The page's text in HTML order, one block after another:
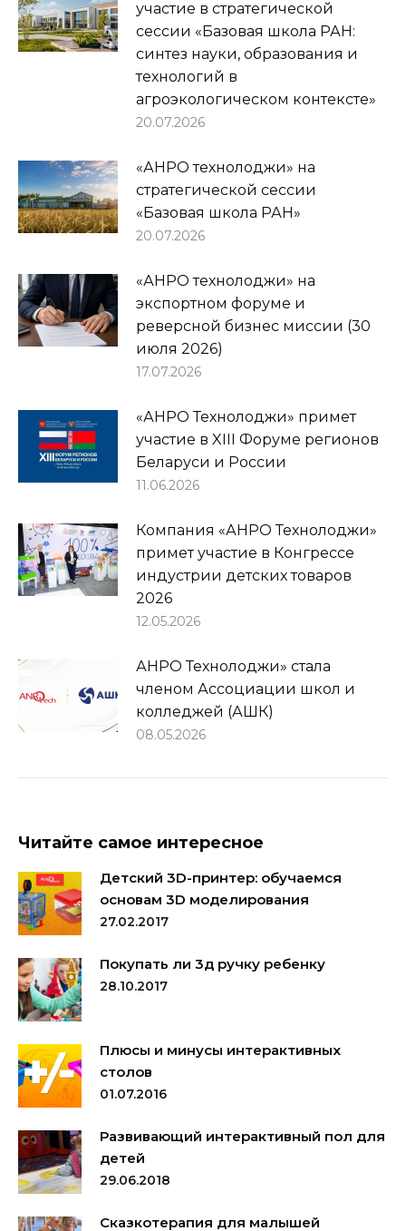
участие в стратегической
сессии «Базовая школа РАН:
синтез науки, образования и
технологий в
агроэкологическом контексте»
20.07.2026
«АНРО технолоджи» на
стратегической сессии
«Базовая школа РАН»
20.07.2026
«АНРО технолоджи» на
экспортном форуме и
реверсной бизнес миссии (30
июля 2026)
17.07.2026
«АНРО Технолоджи» примет
участие в XIII Форуме регионов
Беларуси и России
11.06.2026
Компания «АНРО Технолоджи»
примет участие в Конгрессе
индустрии детских товаров
2026
12.05.2026
АНРО Технолоджи» стала
членом Ассоциации школ и
колледжей (АШК)
08.05.2026
Читайте самое интересное
Детский 3D-принтер: обучаемся
основам 3D моделирования
27.02.2017
Покупать ли 3д ручку ребенку
28.10.2017
Плюсы и минусы интерактивных
столов
01.07.2016
Развивающий интерактивный пол для
детей
29.06.2018
Сказкотерапия для малышей